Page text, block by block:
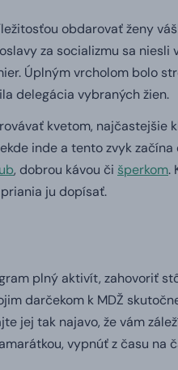
obdarovať ženy
za socializmu sa
Úplným vrcholom bolo
delegácia vybraných žien.
kvetom, najčastejšie
inde a tento zvyk
, dobrou kávou či šperkom.
ju dopísať.
plný aktivít, zahovoriť
darčekom k MDŽ
jej tak najavo, že vám
vypnúť z času na